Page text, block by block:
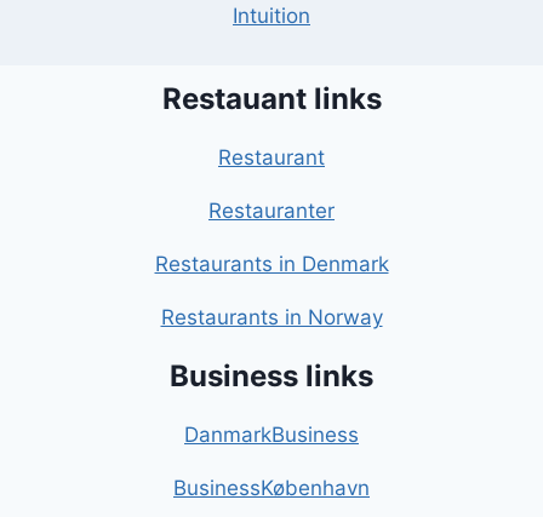
Intuition
Restauant links
Restaurant
Restauranter
Restaurants in Denmark
Restaurants in Norway
Business links
DanmarkBusiness
BusinessKøbenhavn